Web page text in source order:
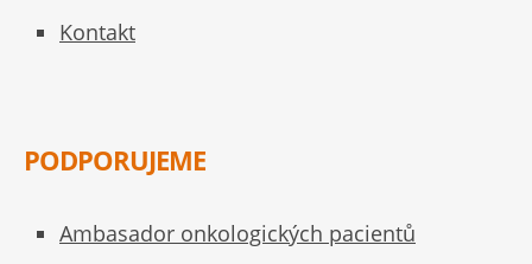
Kontakt
PODPORUJEME
Ambasador onkologických pacientů